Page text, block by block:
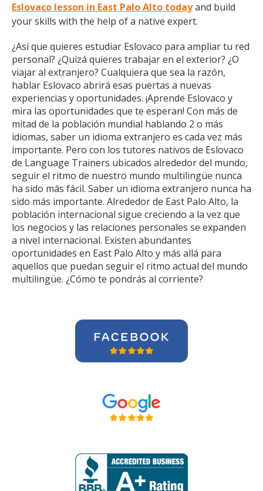
Eslovaco lesson in East Palo Alto todayand build
your skills with the help of a native expert.
¿Así que quieres estudiar Eslovaco para ampliar tu red
personal? ¿Quizá quieres trabajar en el exterior? ¿O
viajar al extranjero? Cualquiera que sea la razón,
hablar Eslovaco abrirá esas puertas a nuevas
experiencias y oportunidades. ¡Aprende Eslovaco y
mira las oportunidades que te esperan! Con más de
mitad de la población mundial hablando 2 o más
idiomas, saber un idioma extranjero es cada vez más
importante. Pero con los tutores nativos de Eslovaco
de Language Trainers ubicados alrededor del mundo,
seguir el ritmo de nuestro mundo multilingüe nunca
ha sido más fácil. Saber un idioma extranjero nunca ha
sido más importante. Alrededor de East Palo Alto, la
población internacional sigue creciendo a la vez que
los negocios y las relaciones personales se expanden
a nivel internacional. Existen abundantes
oportunidades en East Palo Alto y más allá para
aquellos que puedan seguir el ritmo actual del mundo
multilingüe. ¿Cómo te pondrás al corriente?